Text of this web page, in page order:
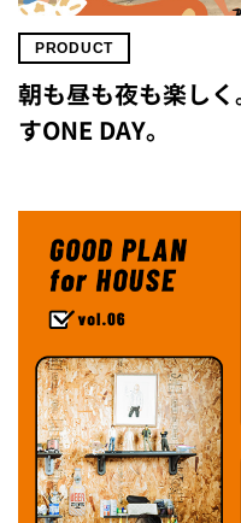
PRODUCT
朝も昼も夜も楽し
すONE DAY。